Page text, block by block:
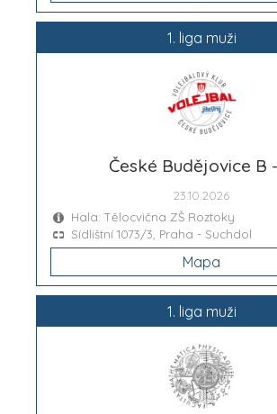
1. liga muži
České Budějovice B
23.10.2026
Hala: Tělocvična ZŠ Roztoky
Sídlištní 1073/3, Praha - Suchdol
Mapa
1. liga muži